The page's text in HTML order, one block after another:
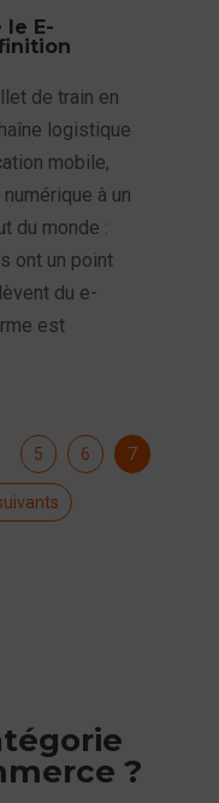
le E-
de train en
logistique
mobile,
à un
du monde :
ont un point
du e-
est
5 6 7
?